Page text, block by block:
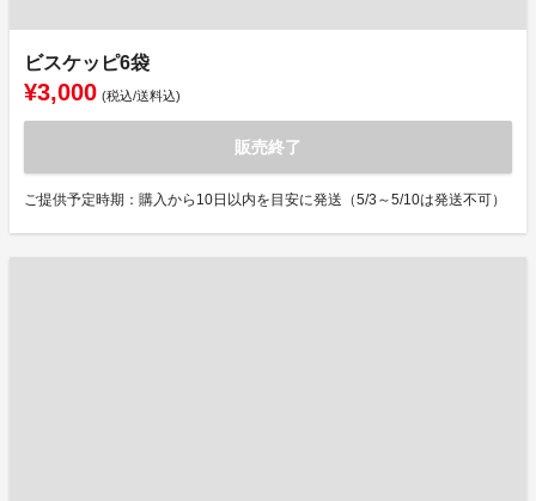
ビスケッピ6袋
¥3,000 (税込/送料込)
販売終了
ご提供予定時期：購入から10日以内を目安に発送（5/3～5/10は発送不可）